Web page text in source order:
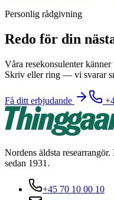
Personlig rådgivning
Redo för din
Våra resekonsulenter
Skriv eller ring — vi svarar
Få ditt erbjudande
Nordens äldsta
sedan 1931.
+45 70 10 00 10